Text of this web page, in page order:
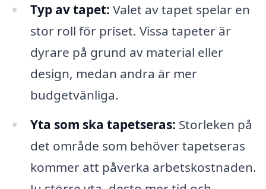
Typ av tapet: Valet av tapet spelar en
stor roll för priset. Vissa tapeter är
dyrare på grund av material eller
design, medan andra är mer
budgetvänliga.
Yta som ska tapetseras: Storleken på
det område som behöver tapetseras
kommer att påverka arbetskostnaden.